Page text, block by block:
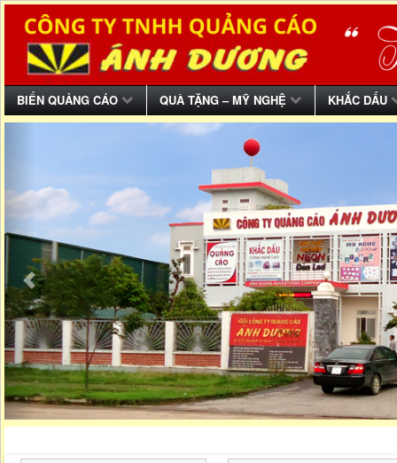
BIỂN QUẢNG CÁO QUÀ TẶNG – MỸ NGHỆ KHẮC DẤU